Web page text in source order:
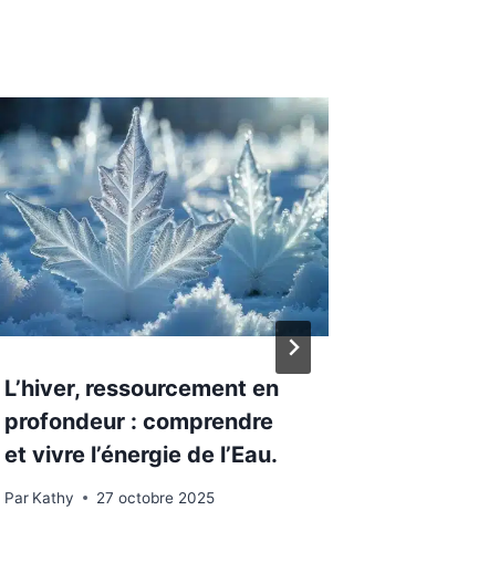
L’hiver, ressourcement en
profondeur : comprendre
et vivre l’énergie de l’Eau.
Par Kathy 27 octobre 2025